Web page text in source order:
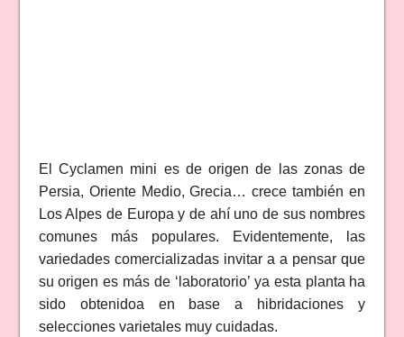
El Cyclamen mini es de origen de las zonas de
Persia, Oriente Medio, Grecia… crece también en
Los Alpes de Europa y de ahí uno de sus nombres
comunes más populares. Evidentemente, las
variedades comercializadas invitar a a pensar que
su origen es más de ‘laboratorio’ ya esta planta ha
sido obtenidoa en base a hibridaciones y
selecciones varietales muy cuidadas.